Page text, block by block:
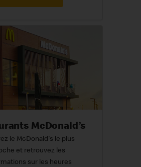
McDonald’s
le McDonald's le plus
et retrouvez les
sur les heures